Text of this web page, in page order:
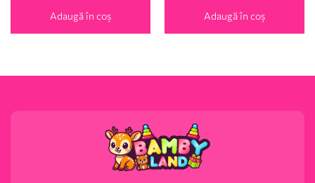
Adaugă în coș Adaugă în coș